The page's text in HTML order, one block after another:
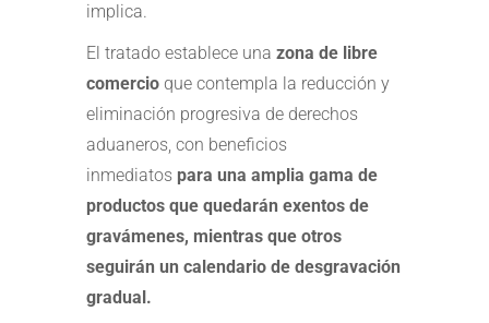
implica.
El tratado establece una zona de libre
comercio que contempla la reducción y
eliminación progresiva de derechos
aduaneros, con beneficios
inmediatos para una amplia gama de
productos que quedarán exentos de
gravámenes, mientras que otros
seguirán un calendario de desgravación
gradual.